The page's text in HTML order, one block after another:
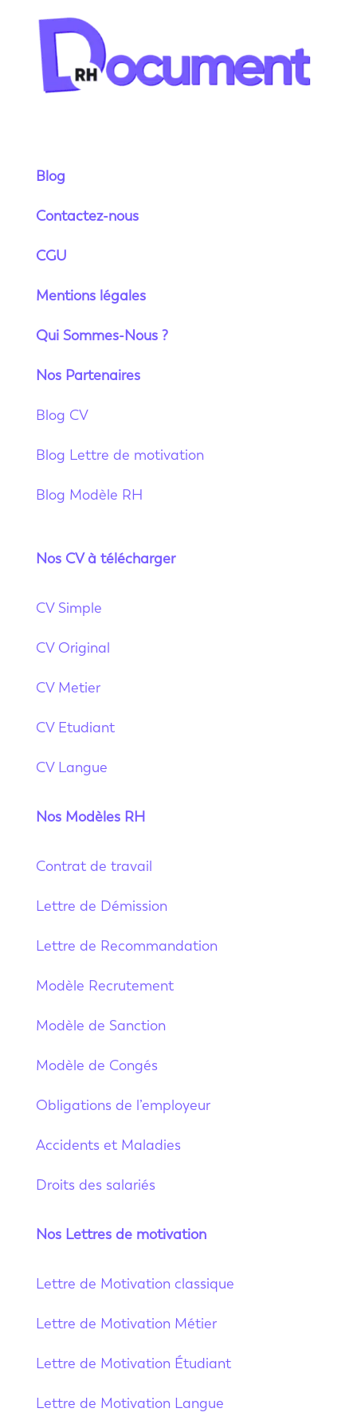
Blog
Contactez-nous
CGU
Mentions légales
Qui Sommes-Nous ?
Nos Partenaires
Blog CV
Blog Lettre de motivation
Blog Modèle RH
Nos CV à télécharger
CV Simple
CV Original
CV Metier
CV Etudiant
CV Langue
Nos Modèles RH
Contrat de travail
Lettre de Démission
Lettre de Recommandation
Modèle Recrutement
Modèle de Sanction
Modèle de Congés
Obligations de l’employeur
Accidents et Maladies
Droits des salariés
Nos Lettres de motivation
Lettre de Motivation classique
Lettre de Motivation Métier
Lettre de Motivation Étudiant
Lettre de Motivation Langue